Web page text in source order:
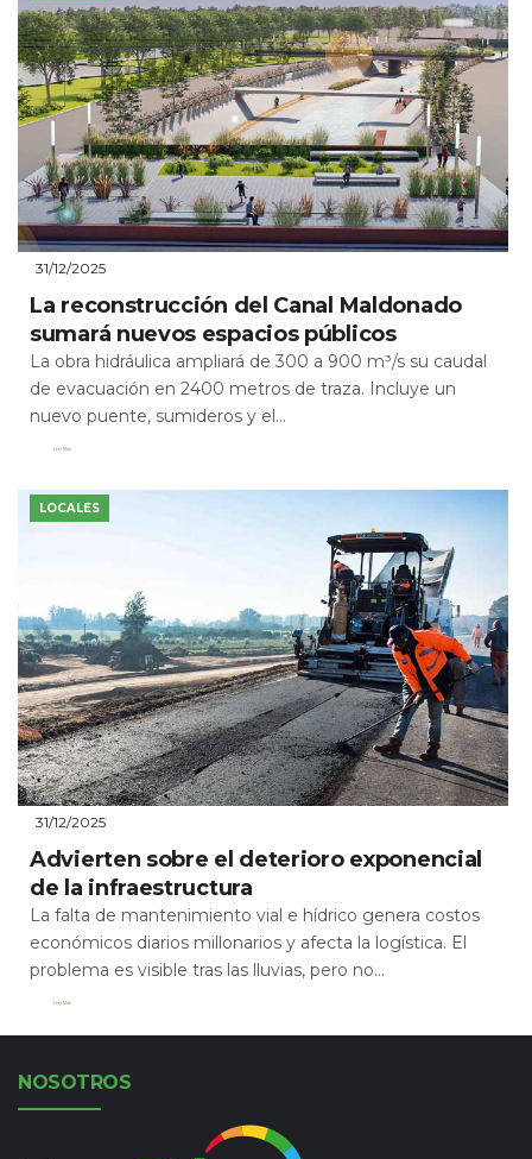
31/12/2025
La reconstrucción del Canal Maldonado
sumará nuevos espacios públicos
La obra hidráulica ampliará de 300 a 900 m³/s su caudal
de evacuación en 2400 metros de traza. Incluye un
nuevo puente, sumideros y el...
Leer Más
LOCALES
31/12/2025
Advierten sobre el deterioro exponencial
de la infraestructura
La falta de mantenimiento vial e hídrico genera costos
económicos diarios millonarios y afecta la logística. El
problema es visible tras las lluvias, pero no...
Leer Más
NOSOTROS